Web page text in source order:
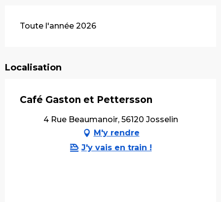
Toute l'année 2026
Localisation
Café Gaston et Pettersson
4 Rue Beaumanoir, 56120 Josselin
M'y rendre
J'y vais en train !